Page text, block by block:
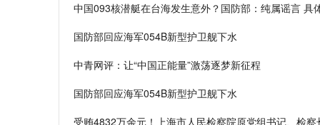
中国093核潜艇在台海发生意外？国防部：纯属谣言 具
国防部回应海军054B新型护卫舰下水
中青网评：让“中国正能量”激荡逐梦新征程
国防部回应海军054B新型护卫舰下水
受贿4832万余元！上海市人民检察院原党组书记、检察